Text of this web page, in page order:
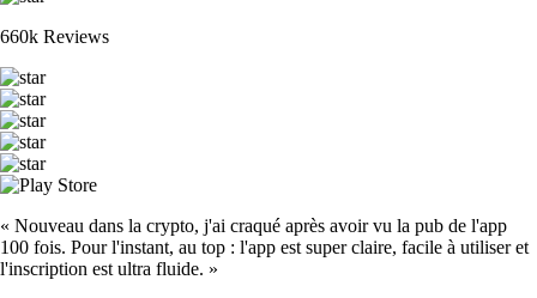
660k Reviews
« Nouveau dans la crypto, j'ai craqué après avoir vu la pub de l'app
100 fois. Pour l'instant, au top : l'app est super claire, facile à utiliser et
l'inscription est ultra fluide. »